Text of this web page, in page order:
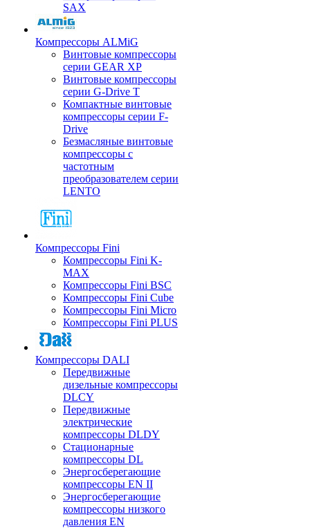
SAX
Компрессоры ALMiG
Винтовые компрессоры
серии GEAR XP
Винтовые компрессоры
серии G-Drive T
Компактные винтовые
компрессоры серии F-
Drive
Безмасляные винтовые
компрессоры с
частотным
преобразователем серии
LENTO
Компрессоры Fini
Компрессоры Fini K-
MAX
Компрессоры Fini BSC
Компрессоры Fini Cube
Компрессоры Fini Micro
Компрессоры Fini PLUS
Компрессоры DALI
Передвижные
дизельные компрессоры
DLCY
Передвижные
электрические
компрессоры DLDY
Стационарные
компрессоры DL
Энергосберегающие
компрессоры EN II
Энергосберегающие
компрессоры низкого
давления EN